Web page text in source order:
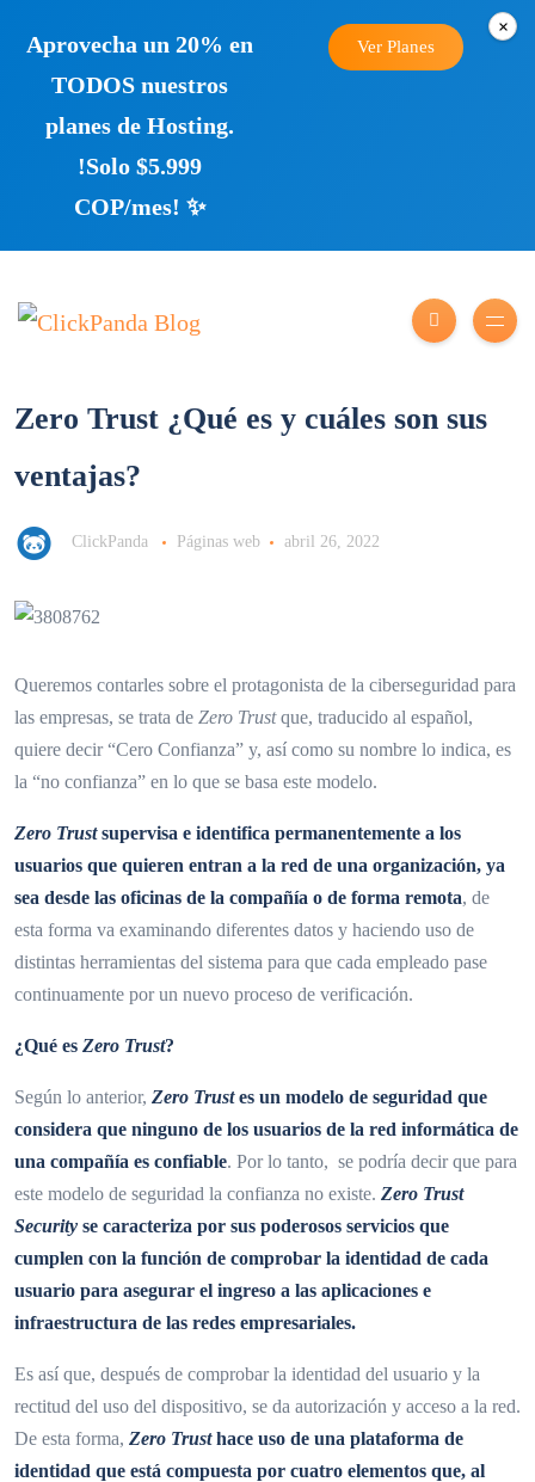
×
Aprovecha un 20% en
TODOS nuestros
planes de Hosting.
!Solo $5.999
COP/mes! ✨
Ver Planes
Zero Trust ¿Qué es y cuáles son sus
ventajas?
ClickPanda Páginas web abril 26, 2022
Queremos contarles sobre el protagonista de la ciberseguridad para
las empresas, se trata de Zero Trustque, traducido al español,
quiere decir “Cero Confianza” y, así como su nombre lo indica, es
la “no confianza” en lo que se basa este modelo.
Zero Trustsupervisa e identifica permanentemente a los
usuarios que quieren entran a la red de una organización, ya
sea desde las oficinas de la compañía o de forma remota, de
esta forma va examinando diferentes datos y haciendo uso de
distintas herramientas del sistema para que cada empleado pase
continuamente por un nuevo proceso de verificación.
¿Qué es Zero Trust?
Según lo anterior, Zero Trustes un modelo de seguridad que
considera que ninguno de los usuarios de la red informática de
una compañía es confiable. Por lo tanto, se podría decir que para
este modelo de seguridad la confianza no existe. Zero Trust
Security se caracteriza por sus poderosos servicios que
cumplen con la función de comprobar la identidad de cada
usuario para asegurar el ingreso a las aplicaciones e
infraestructura de las redes empresariales.
Es así que, después de comprobar la identidad del usuario y la
rectitud del uso del dispositivo, se da autorización y acceso a la red.
De esta forma, Zero Trusthace uso de una plataforma de
identidad que está compuesta por cuatro elementos que, al